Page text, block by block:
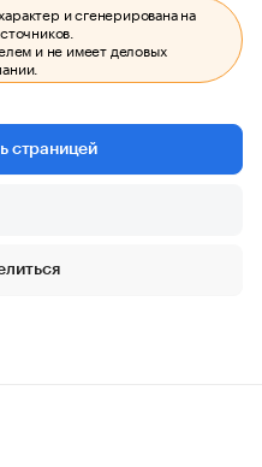
и сгенерирована на
и не имеет деловых
страницей